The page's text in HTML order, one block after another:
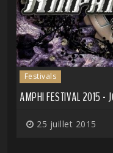
Festivals
AMPHI FESTIVAL 2015 -
25 juillet 2015